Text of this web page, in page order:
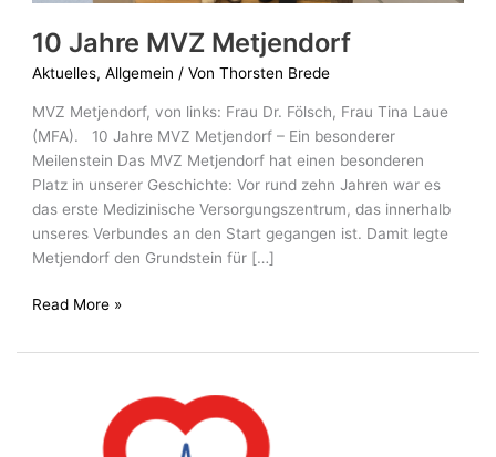
10 Jahre MVZ Metjendorf
Aktuelles,Allgemein / VonThorsten Brede
MVZ Metjendorf, von links: Frau Dr. Fölsch, Frau Tina Laue
(MFA). 10 Jahre MVZ Metjendorf – Ein besonderer
Meilenstein Das MVZ Metjendorf hat einen besonderen
Platz in unserer Geschichte: Vor rund zehn Jahren war es
das erste Medizinische Versorgungszentrum, das innerhalb
unseres Verbundes an den Start gegangen ist. Damit legte
Metjendorf den Grundstein für […]
Read More »